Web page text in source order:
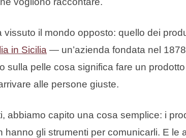
il mondo opposto: quello dei
in Sicilia — un’azienda fondata nel
sulla pelle cosa significa fare un
alle persone giuste.
abbiamo capito una cosa semplice: i
hanno gli strumenti per comunicarli. E le